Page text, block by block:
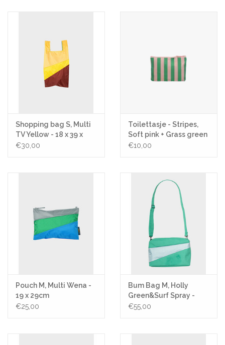
Shopping bag S, Multi
TV Yellow - 18 x 39 x
14,5cm
€30,00
Toilettasje - Stripes,
Soft pink + Grass green
- 26x3x17,5
€10,00
Pouch M, Multi Wena -
19 x 29cm
€25,00
Bum Bag M, Holly
Green&Surf Spray -
19x28x8,5
€55,00